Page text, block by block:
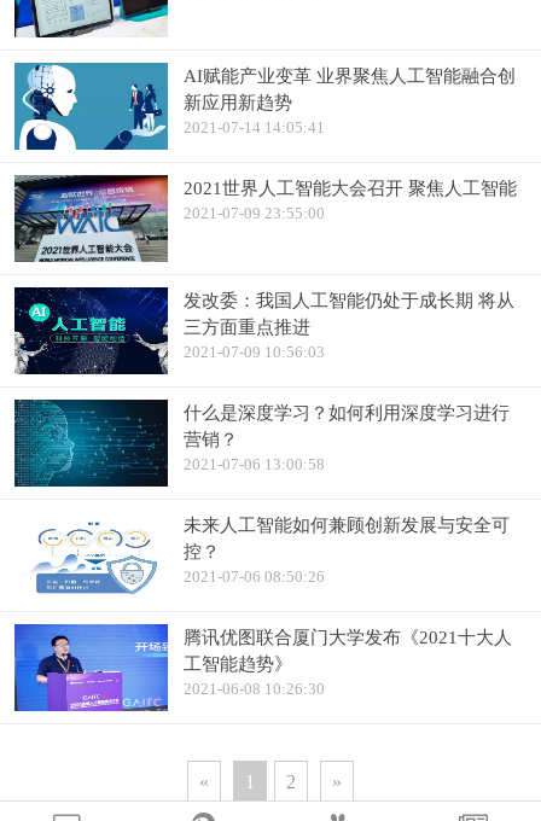
AI赋能产业变革 业界聚焦人工智能融合创
新应用新趋势
2021-07-14 14:05:41
2021世界人工智能大会召开 聚焦人工智能
2021-07-09 23:55:00
发改委：我国人工智能仍处于成长期 将从
三方面重点推进
2021-07-09 10:56:03
什么是深度学习？如何利用深度学习进行
营销？
2021-07-06 13:00:58
未来人工智能如何兼顾创新发展与安全可
控？
2021-07-06 08:50:26
腾讯优图联合厦门大学发布《2021十大人
工智能趋势》
2021-06-08 10:26:30
« 1 2 »